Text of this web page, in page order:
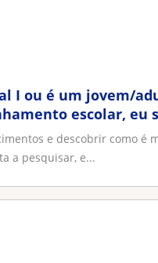
I ou é um jovem/
escolar, eu
e caminhar
e descobrir como é
a pesquisar, e...